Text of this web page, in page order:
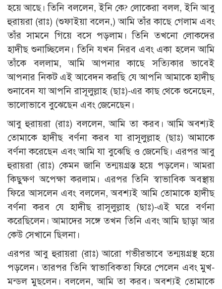
হয়ে আছে। তিনি বললেন, ইনি কে? লোকেরা বলল, ইনি আবু
হুরায়রা (রাঃ) (শুফাইয়া বলেন,) আমি তাঁর কাছে গেলাম এবং
তাঁর সামনে গিয়ে বসে পড়লাম। তিনি তখনো লোকদের
হাদীছ শুনাচ্ছিলেন। তিনি যখন নিরব এবং একা হলেন আমি
তাঁকে বললাম, আমি আপনার কাছে সত্যিকার ভাবেই
আপনার নিকট এই আবেদন করছি যে আপনি আমাকে হাদীছ
শুনাবেন যা আপনি রাসূলুল্লাহ (ছাঃ)-এর কাছ থেকে শুনেছেন,
ভালোভাবে বুঝেছেন এবং জেনেছেন।
আবু হুরায়রা (রাঃ) বললেন, আমি তা করব। আমি অবশ্যই
তোমাকে হাদীছ বর্ণনা করব যা রাসূলুল্লাহ (ছাঃ) আমাকে
বর্ণনা করেছেন এবং আমি যা বুঝেছি ও জেনেছি। এরপর আবু
হুরায়রা (রাঃ) কেমন জানি তন্ময়গ্রস্ত হয়ে পড়লেন। আমরা
কিছুক্ষণ অপেক্ষা করলাম। এরপর তিনি স্বাভাবিক অবস্থায়
ফিরে আসলেন এবং বললেন, অবশ্যই আমি তোমাকে হাদীছ
বর্ণনা করব যে হাদীছ রাসূলুল্লাহ (ছাঃ)-এই ঘরে বর্ণনা
করেছিলেন। আমাদের সঙ্গে তখন তিনি এবং আমি ছাড়া আর
কেউ সেখানে ছিলনা।
এরপর আবু হুরায়রা (রাঃ) আরো গভীরভাবে তন্ময়গ্রস্থ হয়ে
পড়লেন। তারপর তিনি স্বাভাবিকতা ফিরে পেলেন এবং মুখ-
মন্ডল মুছলেন। বললেন, আমি তা করব। অবশ্যই তোমাকে